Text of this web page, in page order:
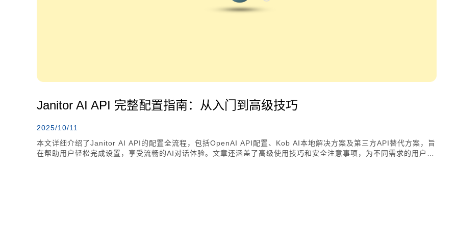
Janitor AI API 完整配置指南：从入门到高级技巧
2025/10/11
本文详细介绍了Janitor AI API的配置全流程，包括OpenAI API配置、Kob AI本地解决方案及第三方API替代方案，旨
在帮助用户轻松完成设置，享受流畅的AI对话体验。文章还涵盖了高级使用技巧和安全注意事项，为不同需求的用户提